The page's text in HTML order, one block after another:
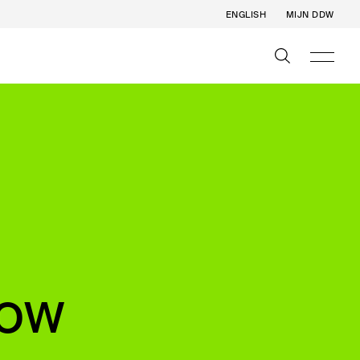
ENGLISH MIJN DDW